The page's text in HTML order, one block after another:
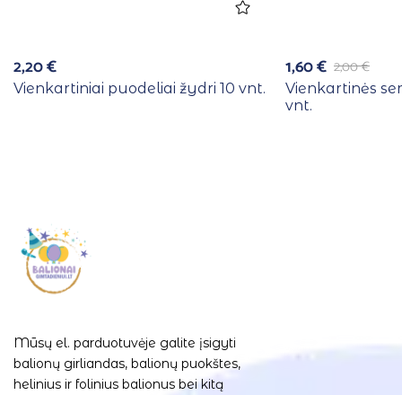
2,20€
Vienkartiniai puodeliai žydri 10 vnt.
2,00€
1,60€
Vienkartinės
vnt.
Mūsų el. parduotuvėje galite įsigyti
balionų girliandas, balionų puokštes,
helinius ir folinius balionus bei kitą